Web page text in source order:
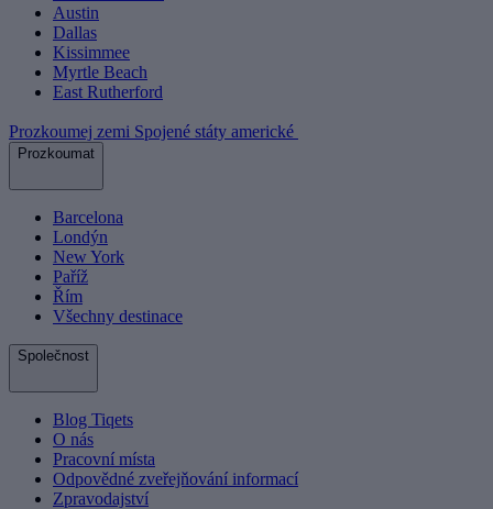
Austin
Dallas
Kissimmee
Myrtle Beach
East Rutherford
Prozkoumej zemi Spojené státy americké
Prozkoumat
Barcelona
Londýn
New York
Paříž
Řím
Všechny destinace
Společnost
Blog Tiqets
O nás
Pracovní místa
Odpovědné zveřejňování informací
Zpravodajství